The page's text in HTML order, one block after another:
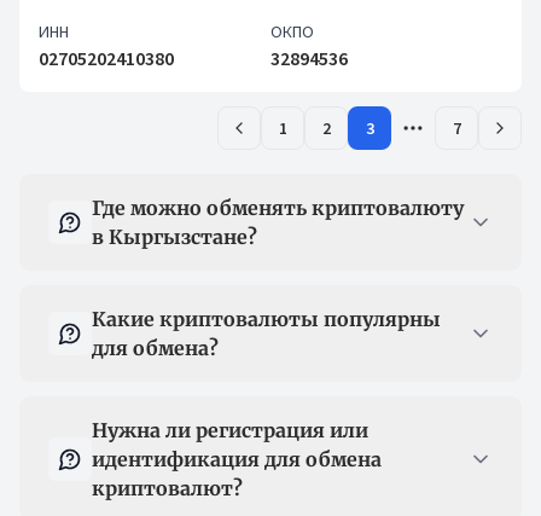
ИНН
02705202410380
ОКПО
32894536
1 2 3 7
Где можно обменять криптовалюту
в Кыргызстане?
Какие криптовалюты популярны
для обмена?
Нужна ли регистрация или
идентификация для обмена
криптовалют?